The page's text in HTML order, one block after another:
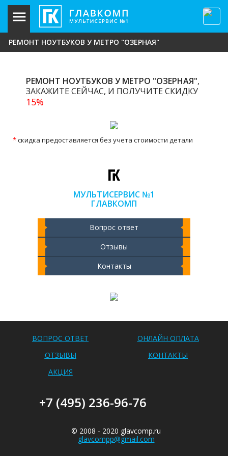
МУЛЬТИСЕРВИС №1
ГЛАВКОМП
Вопрос ответ
Отзывы
Контакты
РЕМОНТ НОУТБУКОВ У МЕТРО "ОЗЕРНАЯ"
РЕМОНТ НОУТБУКОВ У МЕТРО "ОЗЕРНАЯ",
ЗАКАЖИТЕ СЕЙЧАС, И ПОЛУЧИТЕ СКИДКУ
15%
*скидка предоставляется без учета стоимости детали
ВОПРОС ОТВЕТ
ОНЛАЙН ОПЛАТА
ОТЗЫВЫ
КОНТАКТЫ
АКЦИЯ
+7 (495) 236-96-76
© 2008 - 2020 glavcomp.ru
glavcompp@gmail.com